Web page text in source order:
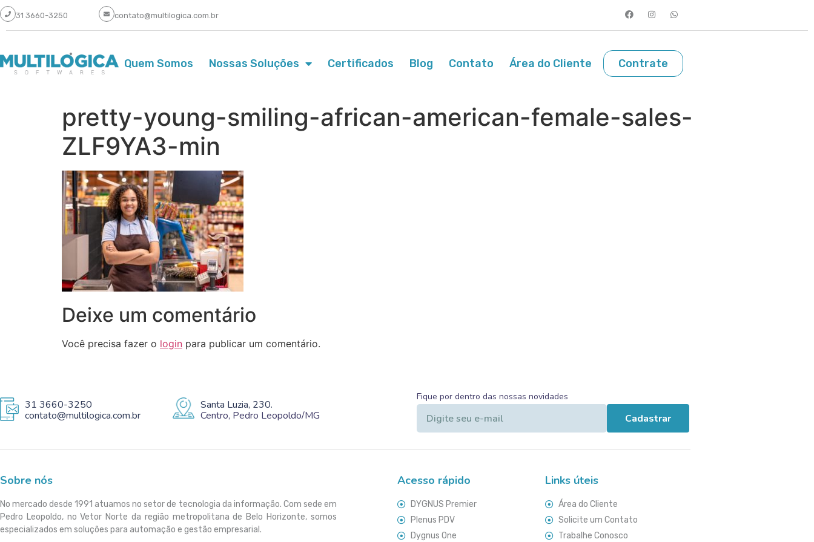
31 3660-3250 contato@multilogica.com.br
Quem Somos Nossas Soluções Certificados Blog Contato Área do Cliente Contrate
pretty-young-smiling-african-american-female-sales-
ZLF9YA3-min
Deixe um comentário
Você precisa fazer o login para publicar um comentário.
31 3660-3250
contato@multilogica.com.br
Santa Luzia, 230.
Centro, Pedro Leopoldo/MG
Fique por dentro das nossas novidades
Cadastrar
Sobre nós
No mercado desde 1991 atuamos no setor de tecnologia da informação. Com sede em
Pedro Leopoldo, no Vetor Norte da região metropolitana de Belo Horizonte, somos
especializados em soluções para automação e gestão empresarial.
Acesso rápido
DYGNUS Premier
Plenus PDV
Dygnus One
Links úteis
Área do Cliente
Solicite um Contato
Trabalhe Conosco